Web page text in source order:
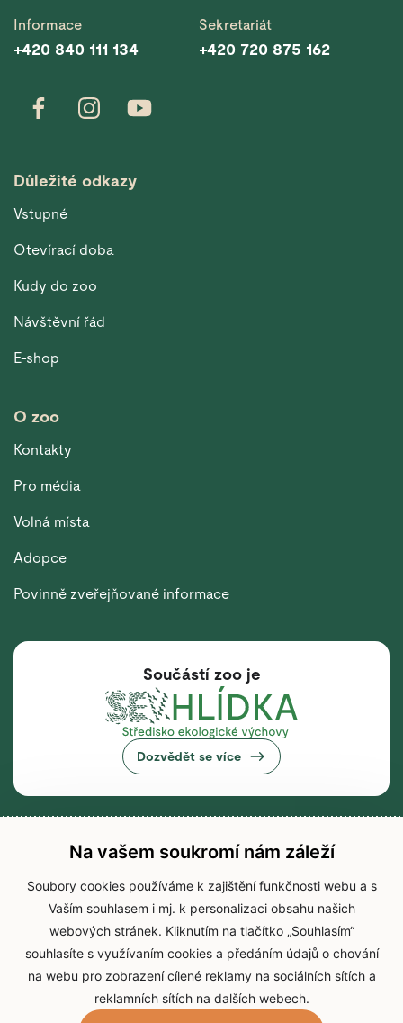
Informace
+420 840 111 134
Sekretariát
+420 720 875 162
Důležité odkazy
Vstupné
Otevírací doba
Kudy do zoo
Návštěvní řád
E-shop
O zoo
Kontakty
Pro média
Volná místa
Adopce
Povinně zveřejňované informace
Součástí zoo je
Dozvědět se více
Na vašem soukromí nám záleží
Soubory cookies používáme k zajištění funkčnosti webu a s
Vaším souhlasem i mj. k personalizaci obsahu našich
webových stránek. Kliknutím na tlačítko „Souhlasím“
souhlasíte s využívaním cookies a předáním údajů o chování
na webu pro zobrazení cílené reklamy na sociálních sítích a
reklamních sítích na dalších webech.